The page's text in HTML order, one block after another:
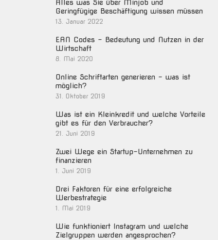
Alles was Sie über Minjob und
Geringfügige Beschäftigung wissen müssen
13. Januar 2022
EAN Codes – Bedeutung und Nutzen in der
Wirtschaft
8. Mai 2020
Online Schriftarten generieren – was ist
möglich?
31. Oktober 2019
Was ist ein Kleinkredit und welche Vorteile
gibt es für den Verbraucher?
21. Juni 2019
Zwei Wege ein Startup-Unternehmen zu
finanzieren
1. Juni 2019
Drei Faktoren für eine erfolgreiche
Werbestrategie
1. Mai 2019
Wie funktioniert Instagram und welche
Zielgruppen werden angesprochen?